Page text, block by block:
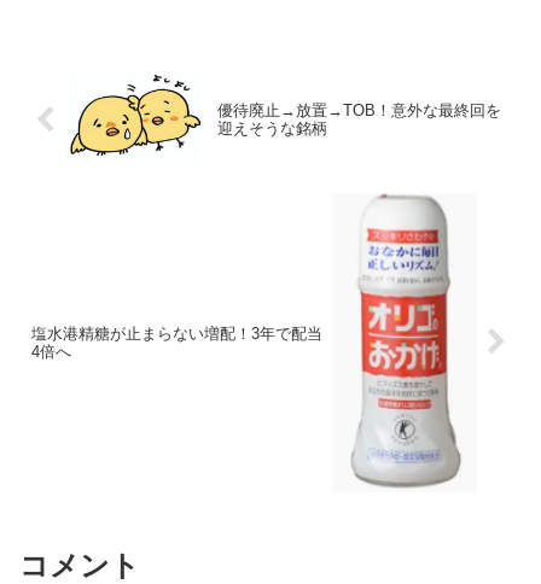
優待廃止→放置→TOB！意外な最終回を
迎えそうな銘柄
塩水港精糖が止まらない増配！3年で配当
4倍へ
コメント